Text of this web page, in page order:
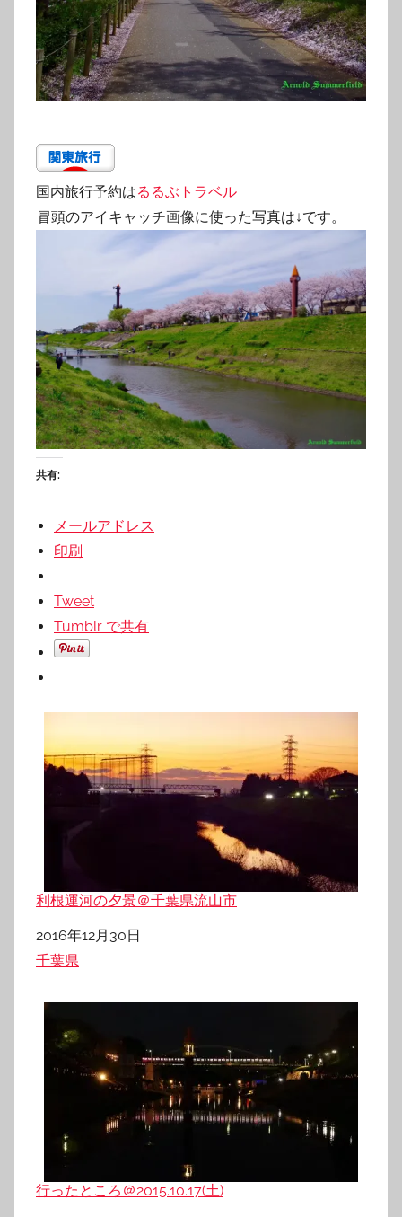
国内旅行予約はるるぶトラベル
冒頭のアイキャッチ画像に使った写真は↓です。
共有:
メールアドレス
印刷
Tweet
Tumblr で共有
利根運河の夕景＠千葉県流山市
日付
2016年12月30日
関連理由
千葉県
行ったところ＠2015.10.17(土)